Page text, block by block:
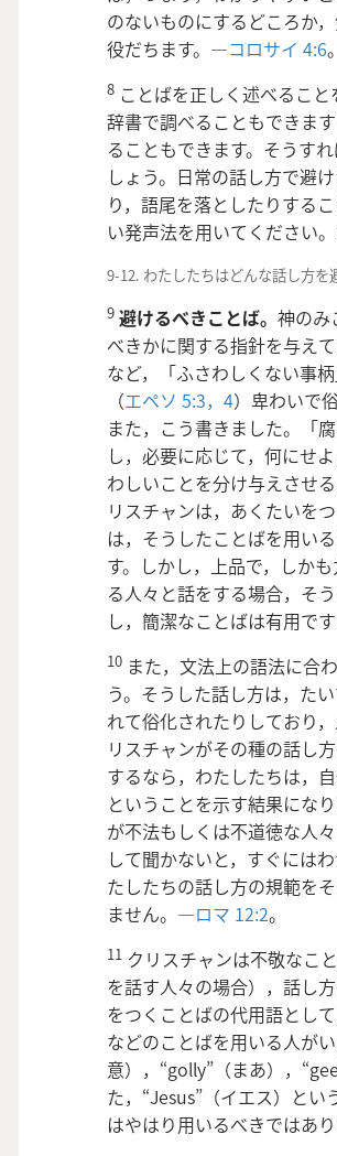
のないものにするどころか
役だちます。―コロサイ 4:6。
8 ことばを正しく述べること
辞書で調べることもできま
ることもできます。そうす
しょう。日常の話し方で避
り，語尾を落としたりする
い発声法を用いてください
9-12. わたしたちはどんな話し方を
9 避けるべきことば。 神のみ
べきかに関する指針を与え
など，「ふさわしくない事
（エペソ 5:3，4）卑わいで
また，こう書きました。「
し，必要に応じて，何にせ
わしいことを分け与えさせ
リスチャンは，あくたいを
は，そうしたことばを用い
す。しかし，上品で，しか
る人々と話をする場合，そ
し，簡潔なことばは有用で
10 また，文法上の語法に合
う。そうした話し方は，た
れて俗化されたりしており
リスチャンがその種の話し
するなら，わたしたちは，
ということを示す結果にな
が不法もしくは不道徳な人
して聞かないと，すぐには
たしたちの話し方の規範を
ません。―ロマ 12:2。
11 クリスチャンは不敬なこ
を話す人々の場合），話し
をつくことばの代用語とし
などのことばを用いる人が
意），“golly”（まあ），
た，“Jesus”（イエス）と
はやはり用いるべきではあ